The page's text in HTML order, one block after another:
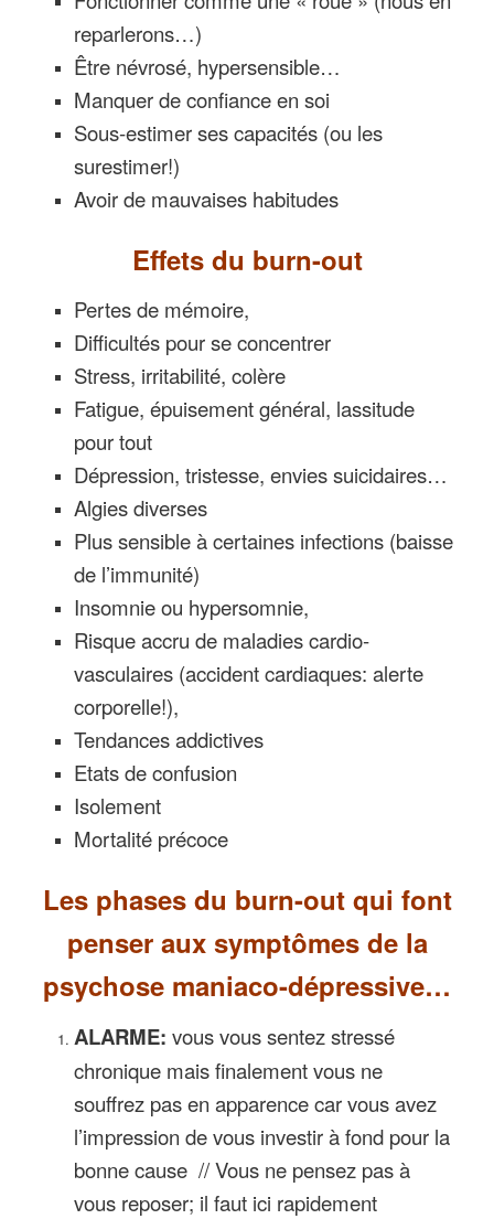
reparlerons…)
Être névrosé, hypersensible…
Manquer de confiance en soi
Sous-estimer ses capacités (ou les
surestimer!)
Avoir de mauvaises habitudes
Effets du burn-out
Pertes de mémoire,
Difficultés pour se concentrer
Stress, irritabilité, colère
Fatigue, épuisement général, lassitude
pour tout
Dépression, tristesse, envies suicidaires…
Algies diverses
Plus sensible à certaines infections (baisse
de l’immunité)
Insomnie ou hypersomnie,
Risque accru de maladies cardio-
vasculaires (accident cardiaques: alerte
corporelle!),
Tendances addictives
Etats de confusion
Isolement
Mortalité précoce
Les phases du burn-out qui font
penser aux symptômes de la
psychose maniaco-dépressive…
ALARME: vous vous sentez stressé
chronique mais finalement vous ne
souffrez pas en apparence car vous avez
l’impression de vous investir à fond pour la
bonne cause // Vous ne pensez pas à
vous reposer; il faut ici rapidement